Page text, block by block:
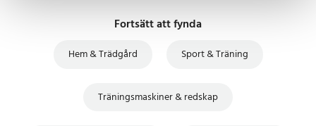
Fortsätt att fynda
Hem & Trädgård Sport & Träning
Träningsmaskiner & redskap